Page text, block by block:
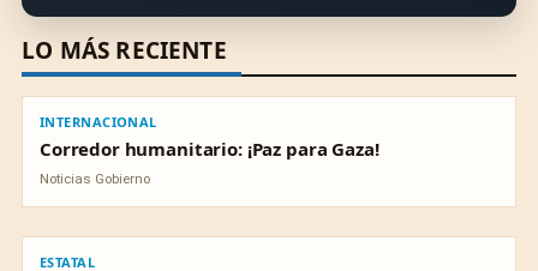
LO MÁS RECIENTE
INTERNACIONAL
Corredor humanitario: ¡Paz para Gaza!
Noticias Gobierno
ESTATAL